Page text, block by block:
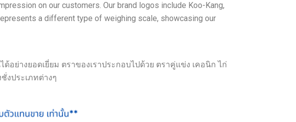
on our customers. Our brand logos include Koo-Kang,
a different type of weighing scale, showcasing our
ย่างยอดเยี่ยม ตราของเราประกอบไปด้วย ตราคู่แข่ง เคอนิก ไก่
งประเภทต่างๆ